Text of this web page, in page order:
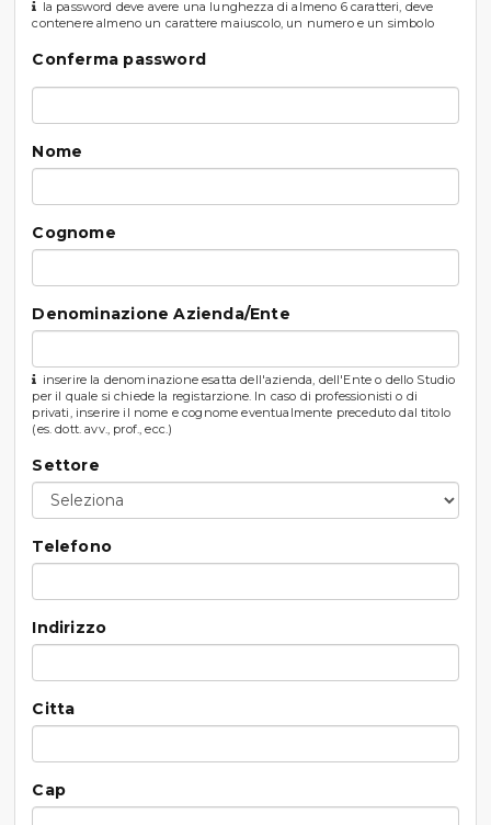
la password deve avere una lunghezza di almeno 6 caratteri, deve
contenere almeno un carattere maiuscolo, un numero e un simbolo
Conferma password
Nome
Cognome
Denominazione Azienda/Ente
inserire la denominazione esatta dell'azienda, dell'Ente o dello Studio
per il quale si chiede la registarzione. In caso di professionisti o di
privati, inserire il nome e cognome eventualmente preceduto dal titolo
(es. dott. avv., prof., ecc.)
Settore
Telefono
Indirizzo
Citta
Cap